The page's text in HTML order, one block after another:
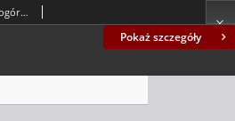
Pokaż szczegóły
Gazeta Lubuska : dawniej Zielonogórska-Gorzowska R. XLII [właśc. XLIII], nr 234 (6 października 1994). - Wyd. 1